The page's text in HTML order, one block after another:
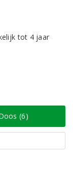
tot 4 jaar
(6)